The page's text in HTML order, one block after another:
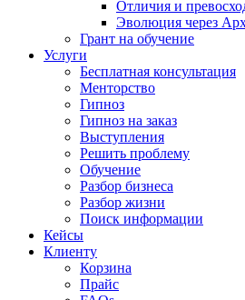
Отличия и
Эволюция через
Грант на обучение
Услуги
Бесплатная консультация
Менторство
Гипноз
Гипноз на заказ
Выступления
Решить проблему
Обучение
Разбор бизнеса
Разбор жизни
Поиск информации
Кейсы
Клиенту
Корзина
Прайс